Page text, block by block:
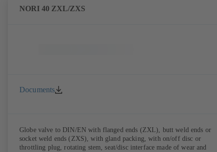
NORI 40 ZXL/ZXS
Documents
Globe valve to DIN/EN with flanged ends (ZXL), butt weld ends or
socket weld ends (ZXS), with gland packing, with on/off disc or
throttling plug, rotating stem, seat/disc interface made of wear and